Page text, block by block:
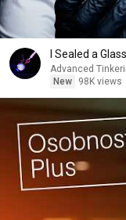
I Sealed a
Advanced
New
98K views